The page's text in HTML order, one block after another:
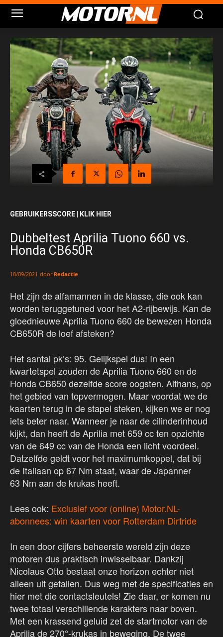
GEBRUIKERSSCORE | KLIK HIER
Dubbeltest Aprilia Tuono 660 vs.
Honda CB650R
18/09/2021 door Redactie
Het zijn de alfamannen in de klasse, die ook kan
worden teruggetuned voor het A2-rijbewijs. Kan de
gloednieuwe Aprilia Tuono 660 de bewezen Honda
CB650R de loef afsteken?
Het aantal pk’s: 95. Gelijkspel dus! In een
kwartetspel zouden de Aprilia Tuono 660 en de
Honda CB650 dezelfde score oogsten. Althans, op
het gebied van topvermogen. Maar voordat we de
kaarten terug in de stapel steken, kijken we er nog
iets beter naar. Wanneer je naar de cilinderinhoud
kijkt, dan heeft de Aprilia met 659 cc ten opzichte
van de 649 cc van de Honda een licht voordeel.
Datzelfde geldt voor het maximumkoppel, dat bij
de Italiaan op 67 Nm staat, waar de Japanner
63 Nm aan de krukas heeft.
Lees ook: Exclusief voor (online) Motor.NL-
abonnees: win kaarten voor Rotterdam Dirtride
In een door cijfers beheerste wereld zijn deze
motoren dus praktisch inwisselbaar. Dankzij
Nicolaus Otto bestaat onze horizon echter niet
alleen uit getallen. Dus weg met de specificaties en
hier met die contactsleutels! Zie daar, er komen nu
twee totaal verschillende karakters naar boven.
Met een krassend geluid zet de startmotor van de
Aprilia de 270°-krukas in beweging. De twee